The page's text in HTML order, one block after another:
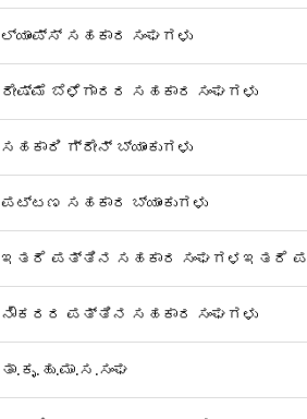
ಲ್ಯಾಂಪ್ಸ್ ಸಹಕಾರ ಸಂಘಗಳು
ರೇಷ್ಮೆ ಬೆಳೆಗಾರರ ಸಹಕಾರ ಸಂಘಗಳು
ಸಹಕಾರಿ ಗ್ರೇನ್‍ ಬ್ಯಾಂಕುಗಳು
ಪಟ್ಟಣ ಸಹಕಾರ ಬ್ಯಾಂಕುಗಳು
ಇತರೆ ಪತ್ತಿನ ಸಹಕಾರ ಸಂಘಗಳಇತರೆ
ನೌಕರರ ಪತ್ತಿನ ಸಹಕಾರ ಸಂಘಗಳು
ತಾ.ಕೃ.ಹು.ಮಾ.ಸ.ಸಂಘ